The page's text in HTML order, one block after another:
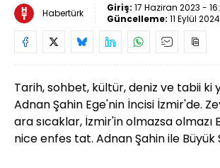
Habertürk Giriş: 17 Haziran 2023 -
Güncelleme: 11 Eylül
Tarih, sohbet, kültür, deniz ve tabii ki
Adnan Şahin Ege'nin İncisi İzmir'de.
ara sıcaklar, İzmir'in olmazsa olmazı
nice enfes tat. Adnan Şahin ile Büyük